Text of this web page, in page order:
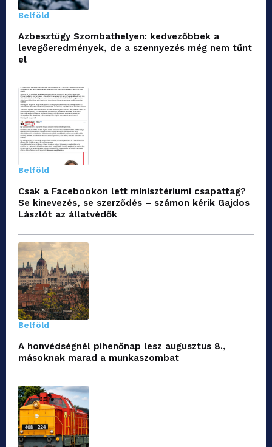
Belföld
Azbesztügy Szombathelyen: kedvezőbbek a
levegőeredmények, de a szennyezés még nem tűnt
el
Belföld
Csak a Facebookon lett minisztériumi csapattag?
Se kinevezés, se szerződés – számon kérik Gajdos
Lászlót az állatvédők
Belföld
A honvédségnél pihenőnap lesz augusztus 8.,
másoknak marad a munkaszombat